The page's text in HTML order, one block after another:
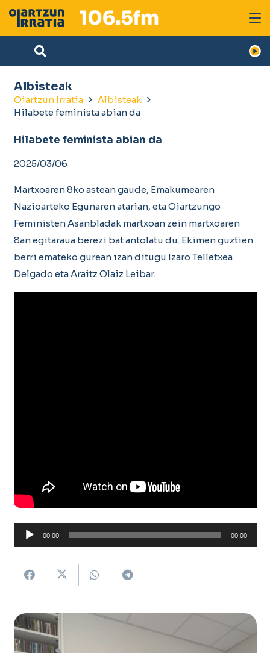
Albisteak
Oiartzun Irratia
Albisteak
Hilabete feminista abian da
Hilabete feminista abian da
2025/03/06
Martxoaren 8ko astean gaude, Emakumearen
Nazioarteko Egunaren atarian, eta Oiartzungo
Feministen Asanbladak martxoan zein martxoaren
8an egitaraua berezi bat antolatu du. Ekimen guztien
berri emateko gurean izan ditugu Izaro Telletxea
Delgado eta Araitz Olaiz Leibar.
Soinu
erreproduzigailua
00:00 00:00